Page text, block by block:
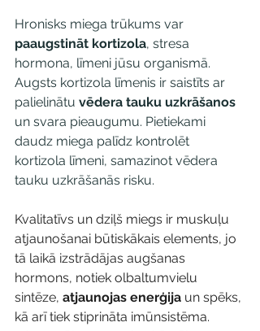
Hronisks miega trūkums var
paaugstināt kortizola, stresa
hormona, līmeni jūsu organismā.
Augsts kortizola līmenis ir saistīts ar
palielinātu vēdera tauku uzkrāšanos
un svara pieaugumu. Pietiekami
daudz miega palīdz kontrolēt
kortizola līmeni, samazinot vēdera
tauku uzkrāšanās risku.
Kvalitatīvs un dziļš miegs ir muskuļu
atjaunošanai būtiskākais elements, jo
tā laikā izstrādājas augšanas
hormons, notiek olbaltumvielu
sintēze, atjaunojas enerģija un spēks,
kā arī tiek stiprināta imūnsistēma.